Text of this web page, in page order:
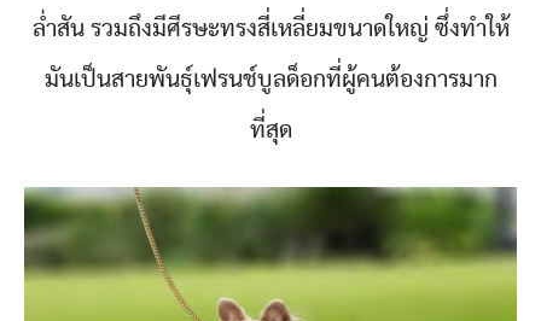
ล่ำสัน รวมถึงมีศีรษะทรงสี่เหลี่ยมขนาดใหญ่ ซึ่งทำให้
มันเป็นสายพันธุ์เฟรนช์บูลด็อกที่ผู้คนต้องการมาก
ที่สุด